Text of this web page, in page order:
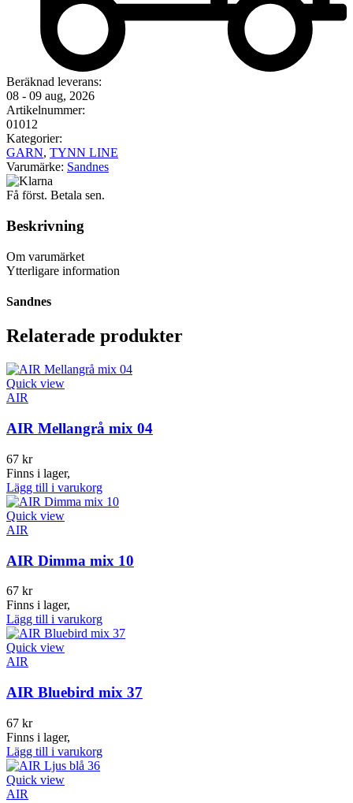
Beräknad leverans:
08 - 09 aug, 2026
Artikelnummer:
01012
Kategorier:
GARN, TYNN LINE
Varumärke: Sandnes
Få först. Betala sen.
Beskrivning
Om varumärket
Ytterligare information
Sandnes
Relaterade produkter
Quick view
AIR
AIR Mellangrå mix 04
67 kr
Finns i lager,
Lägg till i varukorg
Quick view
AIR
AIR Dimma mix 10
67 kr
Finns i lager,
Lägg till i varukorg
Quick view
AIR
AIR Bluebird mix 37
67 kr
Finns i lager,
Lägg till i varukorg
Quick view
AIR